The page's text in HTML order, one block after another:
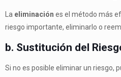
La eliminación es el método más
riesgo importante, eliminarlo o
b. Sustitución del
Si no es posible eliminar un riesgo,